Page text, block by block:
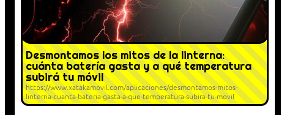
Desmontamos los mitos de la linterna:
cuánta batería gasta y a qué temperatura
subirá tu móvil
https://www.xatakamovil.com/aplicaciones/desmontamos-mitos-
linterna-cuanta-bateria-gasta-a-que-temperatura-subira-tu-movil